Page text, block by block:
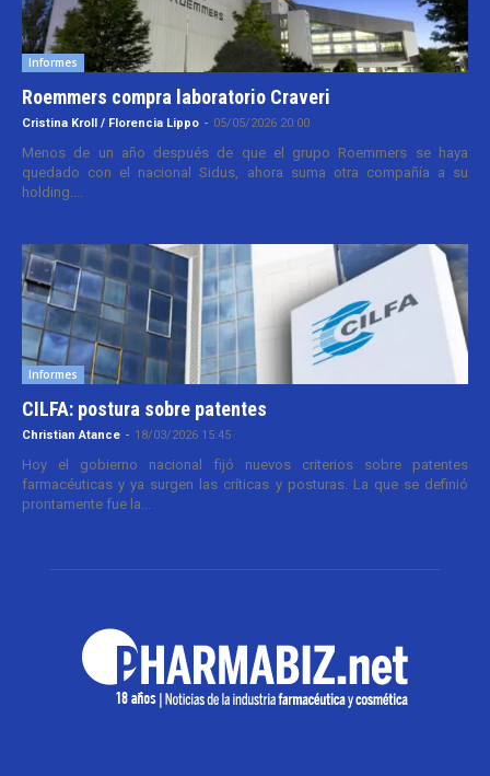
Informes
Roemmers compra laboratorio Craveri
Cristina Kroll / Florencia Lippo - 05/05/2026 20:00
Menos de un año después de que el grupo Roemmers se haya
quedado con el nacional Sidus, ahora suma otra compañía a su
holding....
Informes
CILFA: postura sobre patentes
Christian Atance - 18/03/2026 15:45
Hoy el gobierno nacional fijó nuevos criterios sobre patentes
farmacéuticas y ya surgen las críticas y posturas. La que se definió
prontamente fue la...